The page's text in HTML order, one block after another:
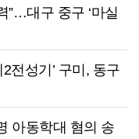
”…대구 중구 ‘마실
전성기’ 구미, 동구
아동학대 혐의 송